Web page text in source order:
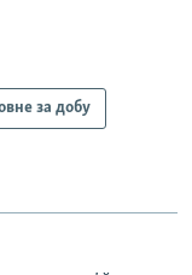
за добу